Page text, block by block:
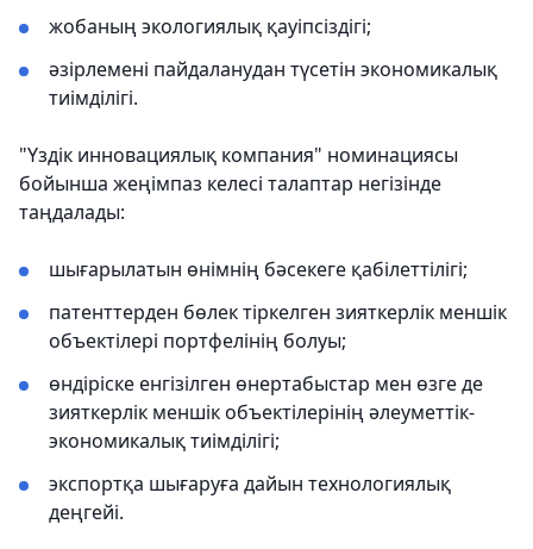
жобаның экологиялық қауіпсіздігі;
әзірлемені пайдаланудан түсетін экономикалық
тиімділігі.
"Үздік инновациялық компания" номинациясы
бойынша жеңімпаз келесі талаптар негізінде
таңдалады:
шығарылатын өнімнің бәсекеге қабілеттілігі;
патенттерден бөлек тіркелген зияткерлік меншік
объектілері портфелінің болуы;
өндіріске енгізілген өнертабыстар мен өзге де
зияткерлік меншік объектілерінің әлеуметтік-
экономикалық тиімділігі;
экспортқа шығаруға дайын технологиялық
деңгейі.